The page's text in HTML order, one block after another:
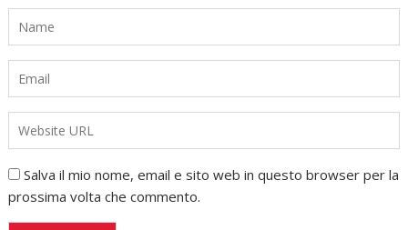
Salva il mio nome, email e sito web in questo browser per la
prossima volta che commento.